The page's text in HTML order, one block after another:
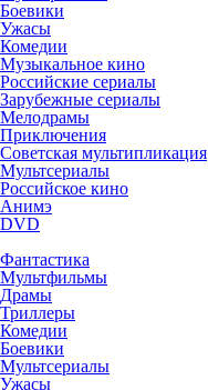
Боевики
Ужасы
Комедии
Музыкальное кино
Российские сериалы
Зарубежные сериалы
Мелодрамы
Приключения
Советская мультипликация
Мультсериалы
Российское кино
Анимэ
DVD
Фантастика
Мультфильмы
Драмы
Триллеры
Комедии
Боевики
Мультсериалы
Ужасы